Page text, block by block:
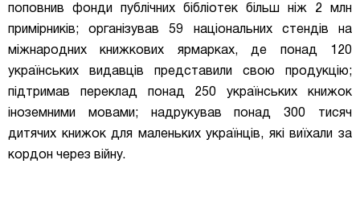
поповнив фонди публічних бібліотек більш ніж 2 млн
примірників; організував 59 національних стендів на
міжнародних книжкових ярмарках, де понад 120
українських видавців представили свою продукцію;
підтримав переклад понад 250 українських книжок
іноземними мовами; надрукував понад 300 тисяч
дитячих книжок для маленьких українців, які виїхали за
кордон через війну.